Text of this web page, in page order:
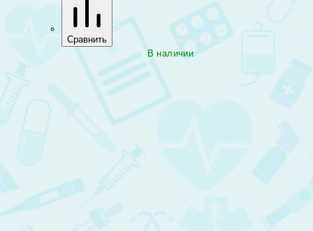
Сравнить
В наличии